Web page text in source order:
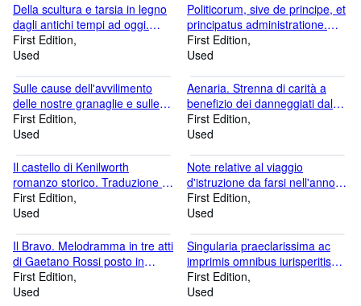
Della scultura e tarsia in legno
dagli antichi tempi ad oggi.
Notizie storico-monografiche.
First Edition
Used
Politicorum, sive de principe, et
principatus administratione.
Libri tres.
First Edition
Used
Sulle cause dell'avvilimento
delle nostre granaglie e sulle
industrie agrarie riparatrici dei
danni che ne derivano. opera
First Edition
Used
Aenaria. Strenna di carità a
benefizio dei danneggiati dal
tremuoto del 28 luglio 1883
nell'isola d'Ischia.
First Edition
Used
Il castello di Kenilworth
romanzo storico. Traduzione di
G. Barbieri.
First Edition
Used
Note relative al viaggio
d'istruzione da farsi nell'anno
1879.
First Edition
Used
Il Bravo. Melodramma in tre atti
di Gaetano Rossi posto in
musica [.]. Da rappresentarsi
nell'i. R. Teatro Alla Scala la
First Edition
Used
Singularia praeclarissima ac
imprimis omnibus iurisperitis
pernecessaria, ac utilissima [.].
First Edition
Used